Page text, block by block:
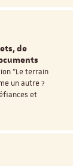
de
"Le terrain
un autre ?
et